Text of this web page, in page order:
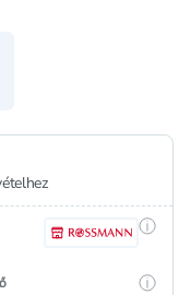
listához
on sale